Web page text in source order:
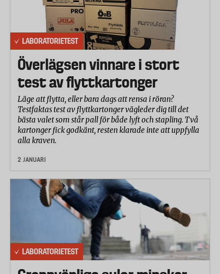
LABORATORIETEST
Överlägsen vinnare i stort
test av flyttkartonger
Läge att flytta, eller bara dags att rensa i röran?
Testfaktas test av flyttkartonger vägleder dig till det
bästa valet som står pall för både lyft och stapling. Två
kartonger fick godkänt, resten klarade inte att uppfylla
alla kraven.
2 JANUARI
LABORATORIETEST